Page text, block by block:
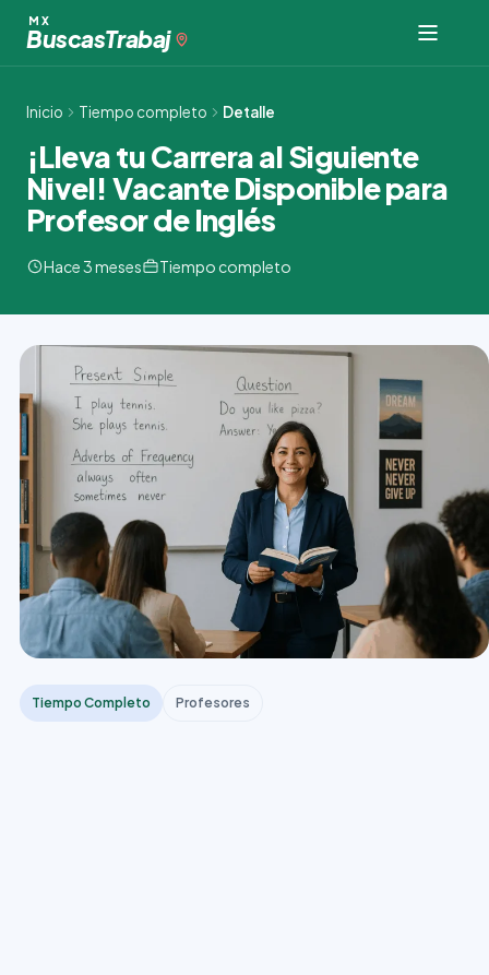
contenido
MX
BuscasTrabaj
Inicio Tiempo completo Detalle
¡Lleva tu Carrera al Siguiente
Nivel! Vacante Disponible para
Profesor de Inglés
Hace 3 meses Tiempo completo
Tiempo Completo Profesores